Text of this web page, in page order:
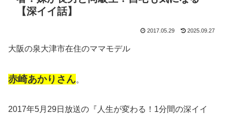
【深イイ話】
2017.05.29 2025.09.27
大阪の泉大津市在住のママモデル
赤崎あかりさん。
2017年5月29日放送の『人生が変わる！1分間の深イイ